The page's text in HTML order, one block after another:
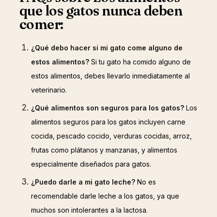
que los gatos nunca deben
comer:
¿Qué debo hacer si mi gato come alguno de
estos alimentos? Si tu gato ha comido alguno de
estos alimentos, debes llevarlo inmediatamente al
veterinario.
¿Qué alimentos son seguros para los gatos? Los
alimentos seguros para los gatos incluyen carne
cocida, pescado cocido, verduras cocidas, arroz,
frutas como plátanos y manzanas, y alimentos
especialmente diseñados para gatos.
¿Puedo darle a mi gato leche? No es
recomendable darle leche a los gatos, ya que
muchos son intolerantes a la lactosa.